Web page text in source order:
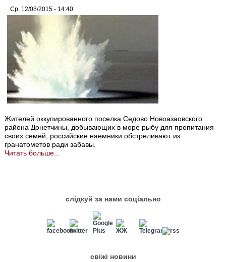
Ср, 12/08/2015 - 14:40
Жителей оккупированного поселка Седово Новоазаовского
района Донетчины, добывающих в море рыбу для пропитания
своих семей, российские наемники обстреливают из
гранатометов ради забавы.
Читать больше...
слідкуй за нами соціально
свіжі новини